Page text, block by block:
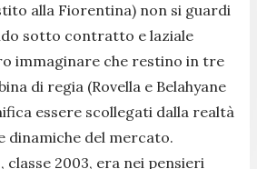
alla Fiorentina) non si guardi
sotto contratto e laziale
immaginare che restino in tre
di regia (Rovella e Belahyane
essere scollegati dalla realtà
dinamiche del mercato.
, classe 2003, era nei pensieri